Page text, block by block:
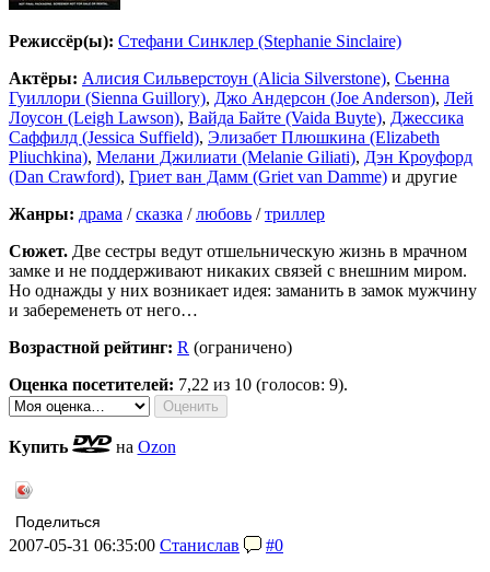
Режиссёр(ы): Стефани Синклер (Stephanie Sinclaire)
Актёры: Алисия Сильверстоун (Alicia Silverstone), Сьенна
Гуиллори (Sienna Guillory), Джо Андерсон (Joe Anderson), Лей
Лоусон (Leigh Lawson), Вайда Байте (Vaida Buyte), Джессика
Саффилд (Jessica Suffield), Элизабет Плюшкина (Elizabeth
Pliuchkina), Мелани Джилиати (Melanie Giliati), Дэн Кроуфорд
(Dan Crawford), Гриет ван Дамм (Griet van Damme) и другие
Жанры: драма /сказка /любовь /триллер
Сюжет. Две сестры ведут отшельническую жизнь в мрачном
замке и не поддерживают никаких связей с внешним миром.
Но однажды у них возникает идея: заманить в замок мужчину
и забеременеть от него…
Возрастной рейтинг: R (ограничено)
Оценка посетителей: 7,22 из 10 (голосов: 9).
Купить на Ozon
Поделиться
2007-05-31 06:35:00 Станислав
#0